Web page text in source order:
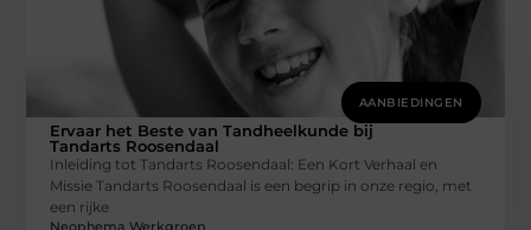
AANBIEDINGEN
Ervaar het Beste van Tandheelkunde bij
Tandarts Roosendaal
Inleiding tot Tandarts Roosendaal: Een Kort Verhaal en
Missie Tandarts Roosendaal is een begrip in onze regio, met
een rijke